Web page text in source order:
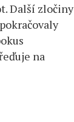
Další zločiny
na